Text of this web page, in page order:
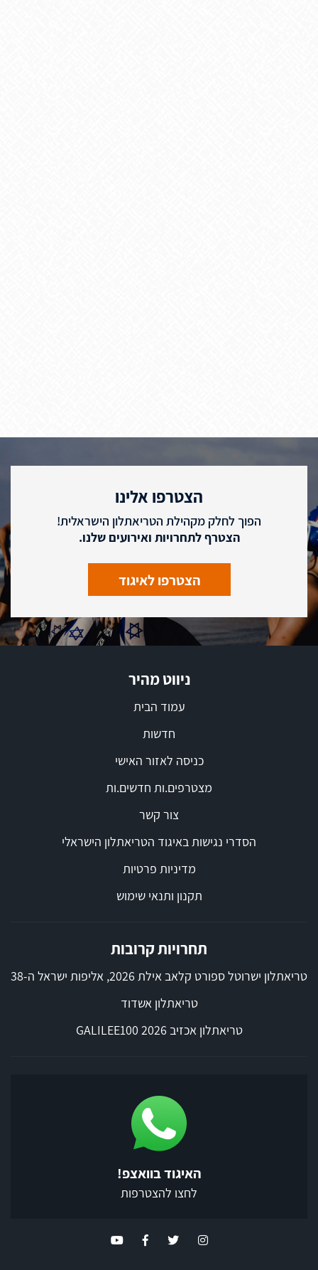
הצטרפו אלינו
הפוך לחלק מקהילת הטריאתלון הישראלית!
הצטרף לתחרויות ואירועים שלנו.
הצטרפו לאיגוד
ניווט מהיר
עמוד הבית
חדשות
כניסה לאזור האישי
מצטרפים.ות חדשים.ות
צור קשר
הסדרי נגישות באיגוד הטריאתלון הישראלי
מדיניות פרטיות
תקנון ותנאי שימוש
תחרויות קרובות
טריאתלון ישרוטל ספורט קלאב אילת 2026, אליפות ישראל ה-38
טריאתלון אשדוד
טריאתלון אכזיב 2026 GALILEE100
האיגוד בוואצפ!
לחצו להצטרפות